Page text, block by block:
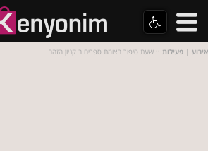
אירוע | פעילות :: שעת סיפור בצומת ספרים ב קניון הזהב